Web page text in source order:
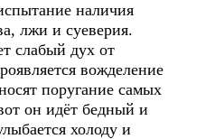
наличия
лжи и суеверия.
слабый дух от
вожделение
поругание самых
он идёт бедный и
холоду и